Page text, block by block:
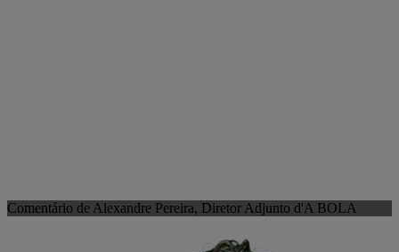
Comentário de Alexandre Pereira, Diretor Adjunto d'A BOLA